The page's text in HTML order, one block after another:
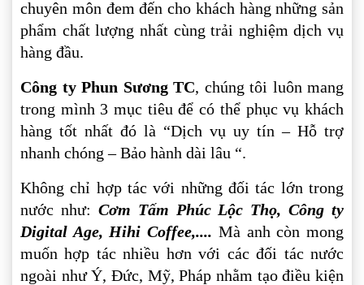
chuyên môn đem đến cho khách hàng những sản
phẩm chất lượng nhất cùng trải nghiệm dịch vụ
hàng đầu.
Công ty Phun Sương TC, chúng tôi luôn mang
trong mình 3 mục tiêu để có thể phục vụ khách
hàng tốt nhất đó là “Dịch vụ uy tín – Hỗ trợ
nhanh chóng – Bảo hành dài lâu “.
Không chỉ hợp tác với những đối tác lớn trong
nước như: Cơm Tấm Phúc Lộc Thọ, Công ty
Digital Age, Hihi Coffee,.... Mà anh còn mong
muốn hợp tác nhiều hơn với các đối tác nước
ngoài như Ý, Đức, Mỹ, Pháp nhằm tạo điều kiện